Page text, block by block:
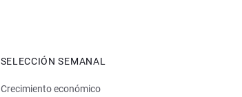
SELECCIÓN SEMANAL
Crecimiento económico